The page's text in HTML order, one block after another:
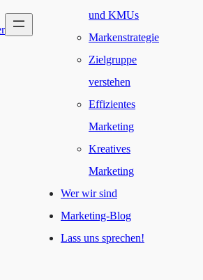
und KMUs
Markenstrategie
Zielgruppe
verstehen
Effizientes
Marketing
Kreatives
Marketing
Wer wir sind
Marketing-Blog
Lass uns sprechen!